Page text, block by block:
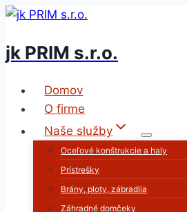
Skip
content
jk PRIM s.r.o.
Domov
O firme
Naše služby
Oceľové konštrukcie a haly
Prístrešky
Brány, ploty, zábradlia
Záhradné domčeky